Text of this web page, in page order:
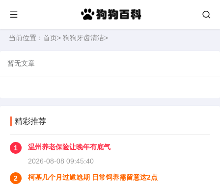
当前位置： 首页> 狗狗牙齿清洁>
暂无文章
精彩推荐
1
温州养老保险让晚年有底气
2026-08-08 09:45:40
2
柯基几个月过尴尬期 日常饲养需留意这2点